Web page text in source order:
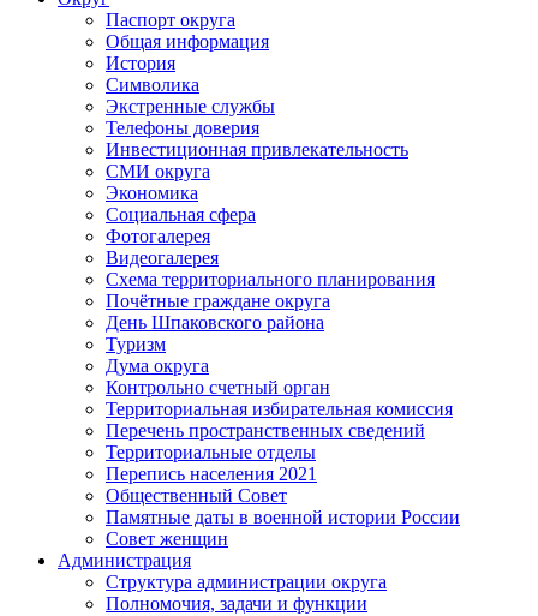
Паспорт округа
Общая информация
История
Символика
Экстренные службы
Телефоны доверия
Инвестиционная привлекательность
СМИ округа
Экономика
Социальная сфера
Фотогалерея
Видеогалерея
Схема территориального планирования
Почётные граждане округа
День Шпаковского района
Туризм
Дума округа
Контрольно счетный орган
Территориальная избирательная комиссия
Перечень пространственных сведений
Территориальные отделы
Перепись населения 2021
Общественный Совет
Памятные даты в военной истории России
Совет женщин
Администрация
Структура администрации округа
Полномочия, задачи и функции